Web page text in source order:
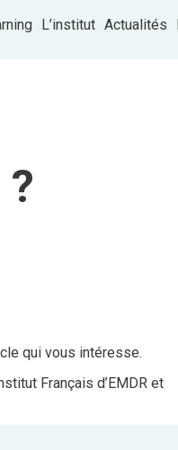
L’institut Actualités
qui vous intéresse.
Français d’EMDR et